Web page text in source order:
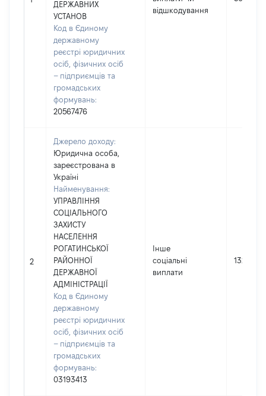
ДЕРЖАВНИХ
УСТАНОВ
Код в Єдиному
державному
реєстрі юридичних
осіб, фізичних осіб
– підприємців та
громадських
формувань:
20567476
відшкодування
2
Джерело доходу:
Юридична особа,
зареєстрована в
Україні
Найменування:
УПРАВЛІННЯ
СОЦІАЛЬНОГО
ЗАХИСТУ
НАСЕЛЕННЯ
РОГАТИНСЬКОЇ
РАЙОННОЇ
ДЕРЖАВНОЇ
АДМІНІСТРАЦІЇ
Код в Єдиному
державному
реєстрі юридичних
осіб, фізичних осіб
– підприємців та
громадських
формувань:
03193413
Інше
соціальні
виплати
1327